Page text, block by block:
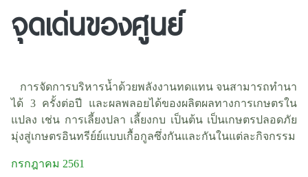
จุดเด่นของศูนย์
การจัดการบริหารน้ำด้วยพลังงานทดแทน จนสามารถทำนา
ได้ 3 ครั้งต่อปี และผลพลอยได้ของผลิตผลทางการเกษตรใน
แปลง เช่น การเลี้ยงปลา เลี้ยงกบ เป็นต้น เป็นเกษตรปลอดภัย
มุ่งสู่เกษตรอินทรีย์ย์แบบเกื้อกูลซึ่งกันและกันในแต่ละกิจกรรม
กรกฎาคม 2561